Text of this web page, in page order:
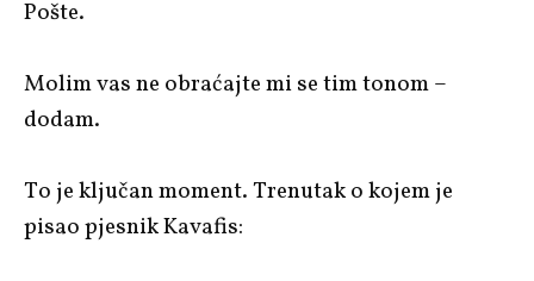
Pošte.
Molim vas ne obraćajte mi se tim tonom –
dodam.
To je ključan moment. Trenutak o kojem je
pisao pjesnik Kavafis: